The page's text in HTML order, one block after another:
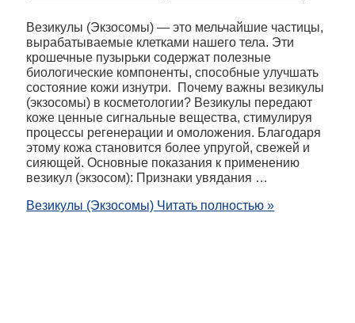
Везикулы (Экзосомы) — это мельчайшие частицы,
вырабатываемые клетками нашего тела. Эти
крошечные пузырьки содержат полезные
биологические компоненты, способные улучшать
состояние кожи изнутри. Почему важны везикулы
(экзосомы) в косметологии? Везикулы передают
коже ценные сигнальные вещества, стимулируя
процессы регенерации и омоложения. Благодаря
этому кожа становится более упругой, свежей и
сияющей. Основные показания к применению
везикул (экзосом): Признаки увядания …
Везикулы (Экзосомы) Читать полностью »